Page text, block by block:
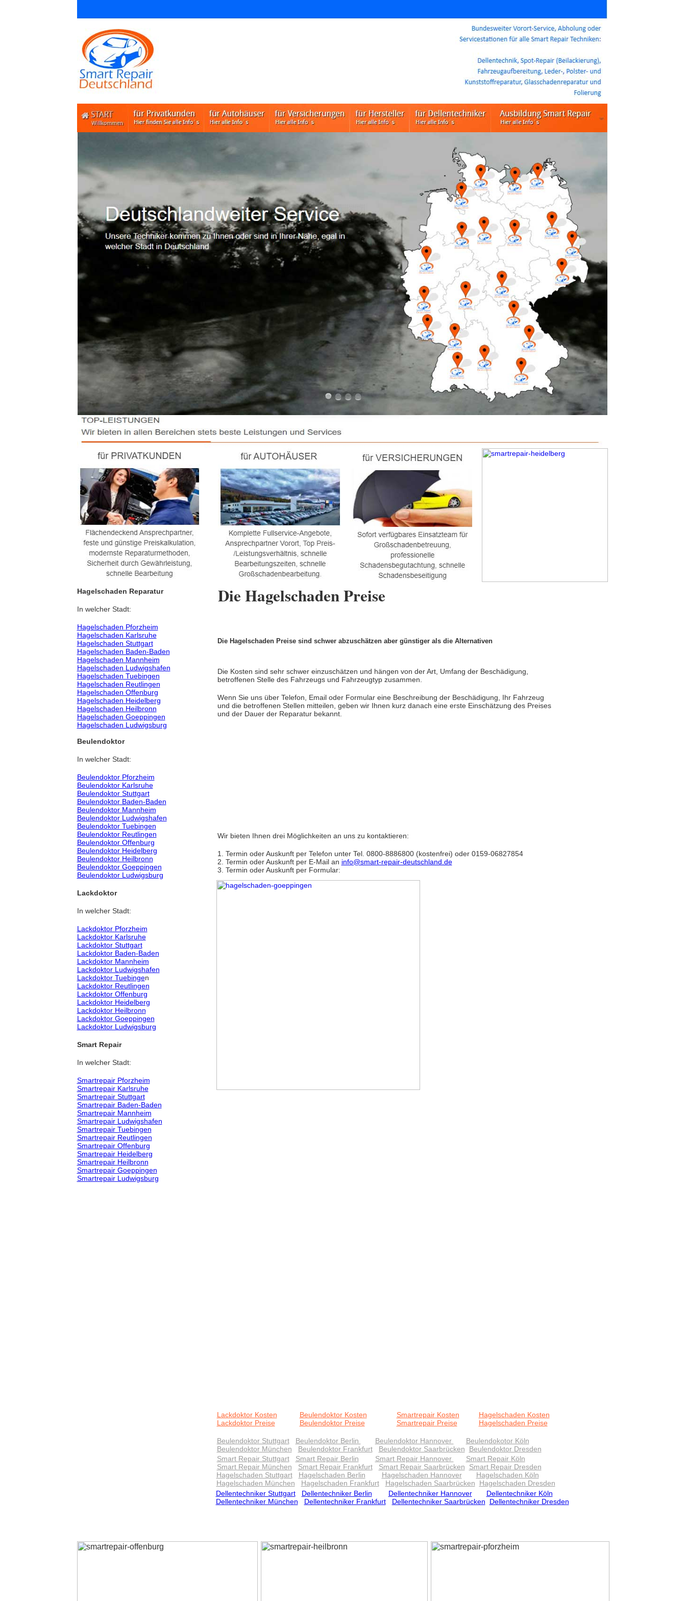
Hagelschaden Reparatur
In welcher Stadt:
Hagelschaden Pforzheim
Hagelschaden Karlsruhe
Hagelschaden Stuttgart
Hagelschaden Baden-Baden
Hagelschaden Mannheim
Hagelschaden Ludwigshafen
Hagelschaden Tuebingen
Hagelschaden Reutlingen
Hagelschaden Offenburg
Hagelschaden Heidelberg
Hagelschaden Heilbronn
Hagelschaden Goeppingen
Hagelschaden Ludwigsburg
Beulendoktor
In welcher Stadt:
Beulendoktor Pforzheim
Beulendoktor Karlsruhe
Beulendoktor Stuttgart
Beulendoktor Baden-Baden
Beulendoktor Mannheim
Beulendoktor Ludwigshafen
Beulendoktor Tuebingen
Beulendoktor Reutlingen
Beulendoktor Offenburg
Beulendoktor Heidelberg
Beulendoktor Heilbronn
Beulendoktor Goeppingen
Beulendoktor Ludwigsburg
Lackdoktor
In welcher Stadt:
Lackdoktor Pforzheim
Lackdoktor Karlsruhe
Lackdoktor Stuttgart
Lackdoktor Baden-Baden
Lackdoktor Mannheim
Lackdoktor Ludwigshafen
Lackdoktor Tuebingen
Lackdoktor Reutlingen
Lackdoktor Offenburg
Lackdoktor Heidelberg
Lackdoktor Heilbronn
Lackdoktor Goeppingen
Lackdoktor Ludwigsburg
Smart Repair
In welcher Stadt:
Smartrepair Pforzheim
Smartrepair Karlsruhe
Smartrepair Stuttgart
Smartrepair Baden-Baden
Smartrepair Mannheim
Smartrepair Ludwigshafen
Smartrepair Tuebingen
Smartrepair Reutlingen
Smartrepair Offenburg
Smartrepair Heidelberg
Smartrepair Heilbronn
Smartrepair Goeppingen
Smartrepair Ludwigsburg
Die Hagelschaden Preise
Die Hagelschaden Preise sind schwer abzuschätzen aber günstiger als die Alternativen
Die Kosten sind sehr schwer einzuschätzen und hängen von der Art, Umfang der Beschädigung,
betroffenen Stelle des Fahrzeugs und Fahrzeugtyp zusammen.
Wenn Sie uns über Telefon, Email oder Formular eine Beschreibung der Beschädigung, Ihr Fahrzeug
und die betroffenen Stellen mitteilen, geben wir Ihnen kurz danach eine erste Einschätzung des Preises
und der Dauer der Reparatur bekannt.
Wir bieten Ihnen drei Möglichkeiten an uns zu kontaktieren:
1. Termin oder Auskunft per Telefon unter Tel. 0800-8886800 (kostenfrei) oder 0159-06827854
2. Termin oder Auskunft per E-Mail an info@smart-repair-deutschland.de
3. Termin oder Auskunft per Formular:
Lackdoktor Kosten
Lackdoktor Preise
Beulendoktor Kosten
Beulendoktor Preise
Smartrepair Kosten
Smartrepair Preise
Hagelschaden Kosten
Hagelschaden Preise
Beulendoktor Stuttgart Beulendoktor Berlin Beulendoktor Hannover
Beulendokotor Köln
Beulendoktor München
Beulendoktor Frankfurt Beulendoktor Saarbrücken
Beulendoktor Dresden
Smart Repair Stuttgart
Smart Repair Berlin Smart Repair Hannover
Smart Repair Köln
Smart Repair München
Smart Repair Frankfurt Smart Repair Saarbrücken
Smart Repair Dresden
Hagelschaden Stuttgart
Hagelschaden Berlin Hagelschaden Hannover
Hagelschaden Köln
Hagelschaden München
Hagelschaden Frankfurt Hagelschaden Saarbrücken
Hagelschaden Dresden
Dellentechniker Stuttgart
Dellentechniker Berlin Dellentechniker Hannover
Dellentechniker Köln
Dellentechniker München
Dellentechniker Frankfurt Dellentechniker Saarbrücken Dellentechniker Dresden